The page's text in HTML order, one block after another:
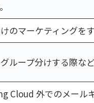
のマーケティングを
ループ分けする際な
Cloud 外でのメール